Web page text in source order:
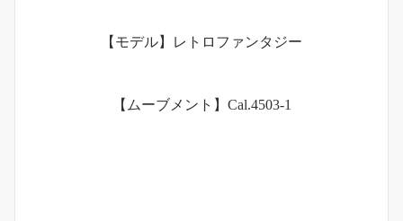
【モデル】レトロファンタジー
【ムーブメント】Cal.4503-1